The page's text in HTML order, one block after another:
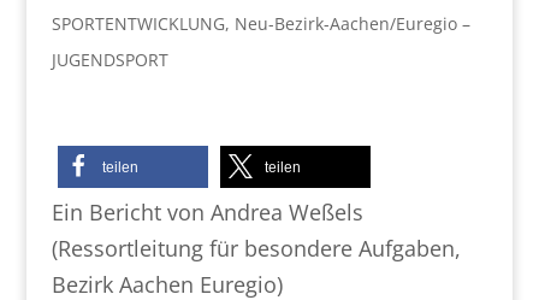
SPORTENTWICKLUNG, Neu-Bezirk-Aachen/Euregio –
JUGENDSPORT
teilen teilen
Ein Bericht von Andrea Weßels
(Ressortleitung für besondere Aufgaben,
Bezirk Aachen Euregio)